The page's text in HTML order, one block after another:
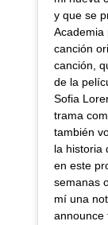
y que se
Academia
canción
canción,
de la
Sofia
trama
también
la historia
en este
semanas
mí una
announce